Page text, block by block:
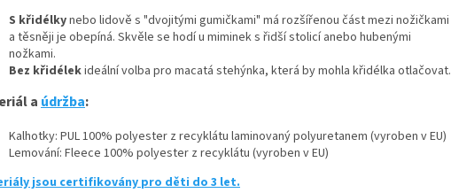
S křidélkynebo lidově s "dvojitými gumičkami" má rozšířenou část mezi nožičkami
a těsněji je obepíná. Skvěle se hodí u miminek s řidší stolicí anebo hubenými
nožkami.
Bez křidélekideální volba pro macatá stehýnka, která by mohla křidélka otlačovat.
a údržba:
Kalhotky: PUL 100% polyester z recyklátu laminovaný polyuretanem (vyroben v EU)
Lemování: Fleece 100% polyester z recyklátu (vyroben v EU)
jsou certifikovány pro děti do 3 let.